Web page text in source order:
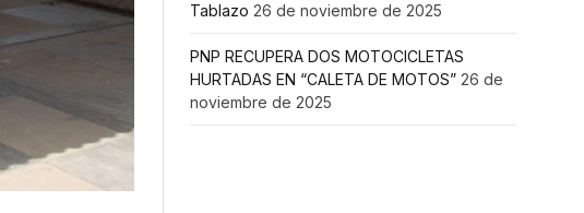
Tablazo 26 de noviembre de 2025
PNP RECUPERA DOS MOTOCICLETAS
HURTADAS EN “CALETA DE MOTOS” 26 de
noviembre de 2025